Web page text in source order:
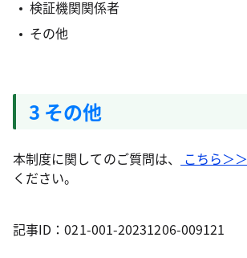
検証機関関係者
その他
3 その他
本制度に関してのご質問は、 こちら＞＞
ください。
記事ID：021-001-20231206-009121